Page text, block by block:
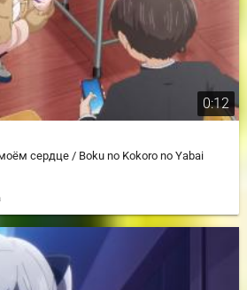
0:12
сердце / Boku no Kokoro no Yabai